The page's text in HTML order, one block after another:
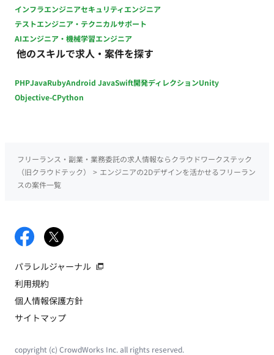
インフラエンジニアセキュリティエンジニア
テストエンジニア・テクニカルサポート
AIエンジニア・機械学習エンジニア
他のスキルで求人・案件を探す
PHPJavaRubyAndroid JavaSwift開発ディレクションUnity
Objective-CPython
フリーランス・副業・業務委託の求人情報ならクラウドワークステック
（旧クラウドテック）
> エンジニアの2Dデザインを活かせるフリーラン
スの案件一覧
パラレルジャーナル
利用規約
個人情報保護方針
サイトマップ
copyright (c) CrowdWorks Inc. all rights reserved.